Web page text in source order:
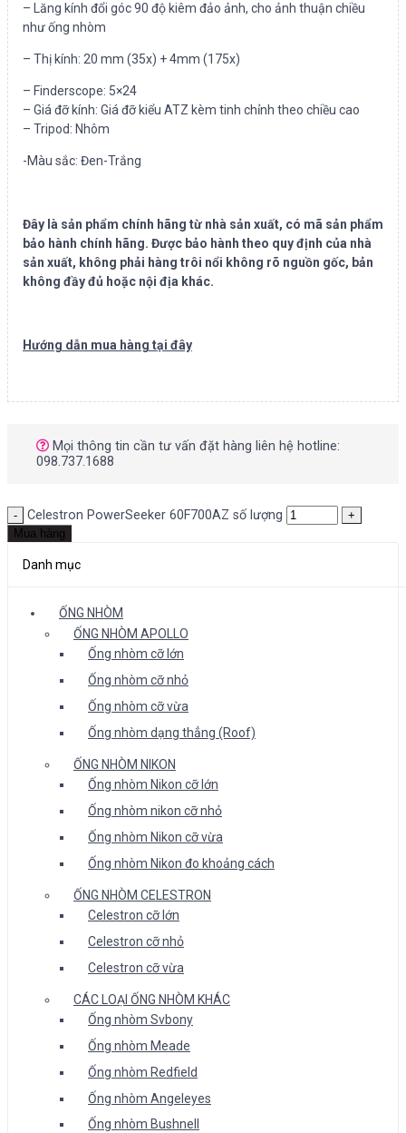
– Lăng kính đổi góc 90 độ kiêm đảo ảnh, cho ảnh thuận chiều
như ống nhòm
– Thị kính: 20 mm (35x) + 4mm (175x)
– Finderscope: 5×24
– Giá đỡ kính: Giá đỡ kiểu ATZ kèm tinh chỉnh theo chiều cao
– Tripod: Nhôm
-Màu sắc: Đen-Trắng
Đây là sản phẩm chính hãng từ nhà sản xuất, có mã sản phẩm
bảo hành chính hãng. Được bảo hành theo quy định của nhà
sản xuất, không phải hàng trôi nổi không rõ nguồn gốc, bản
không đầy đủ hoặc nội địa khác.
Hướng dẫn mua hàng tại đây
Mọi thông tin cần tư vấn đặt hàng liên hệ hotline:
098.737.1688
Celestron PowerSeeker 60F700AZ số lượng
Mua hàng
Danh mục
ỐNG NHÒM
ỐNG NHÒM APOLLO
Ống nhòm cỡ lớn
Ống nhòm cỡ nhỏ
Ống nhòm cỡ vừa
Ống nhòm dạng thẳng (Roof)
ỐNG NHÒM NIKON
Ống nhòm Nikon cỡ lớn
Ống nhòm nikon cỡ nhỏ
Ống nhòm Nikon cỡ vừa
Ống nhòm Nikon đo khoảng cách
ỐNG NHÒM CELESTRON
Celestron cỡ lớn
Celestron cỡ nhỏ
Celestron cỡ vừa
CÁC LOẠI ỐNG NHÒM KHÁC
Ống nhòm Svbony
Ống nhòm Meade
Ống nhòm Redfield
Ống nhòm Angeleyes
Ống nhòm Bushnell